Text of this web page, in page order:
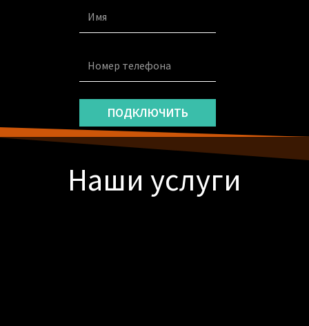
ПОДКЛЮЧИТЬ
Наши услуги